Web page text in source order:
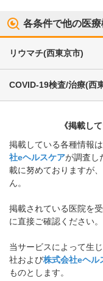
各条件で他の医
リウマチ(西東京市)
COVID-19検査/治療(西
《掲載し
掲載している各種情報
社eヘルスケアが調査し
載に努めておりますが
ん。
掲載されている医院を
に直接ご確認ください。
当サービスによって生
社および株式会社eヘル
ものとします。